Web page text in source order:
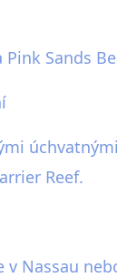
Pink Sands
Reef.
v Nassau